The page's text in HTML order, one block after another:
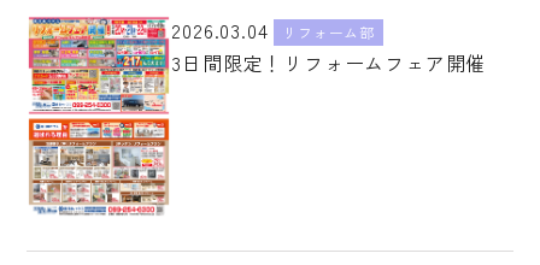
2026.03.04 リフォーム部
3日間限定！リフォームフェア開催